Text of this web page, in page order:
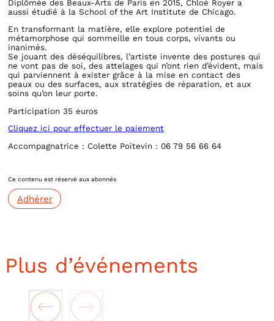
Diplômée des Beaux-Arts de Paris en 2015, Chloé Royer a
aussi étudié à la School of the Art Institute de Chicago.
En transformant la matière, elle explore potentiel de
métamorphose qui sommeille en tous corps, vivants ou
inanimés.
Se jouant des déséquilibres, l’artiste invente des postures qui
ne vont pas de soi, des attelages qui n’ont rien d’évident, mais
qui parviennent à exister grâce à la mise en contact des
peaux ou des surfaces, aux stratégies de réparation, et aux
soins qu’on leur porte.
Participation 35 euros
Cliquez ici pour effectuer le paiement
Accompagnatrice : Colette Poitevin : 06 79 56 66 64
Ce contenu est réservé aux abonnés
Adhérer
Plus d’événements